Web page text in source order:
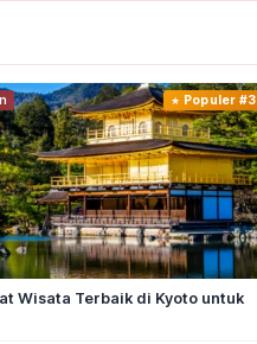
Populer #3
Wisata Terbaik di Kyoto untuk